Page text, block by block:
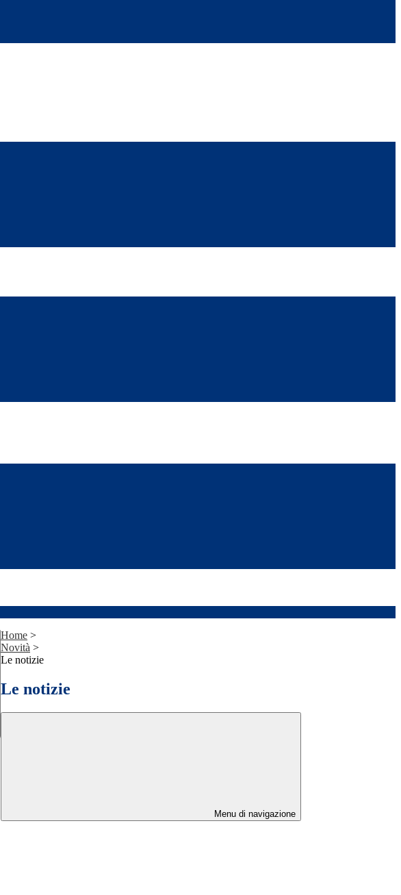
Home >
Novità >
Le notizie
Le notizie
Menu di navigazione